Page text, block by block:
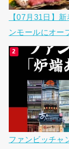
【07月31日】
ンモールにオー
ファンビッチャ